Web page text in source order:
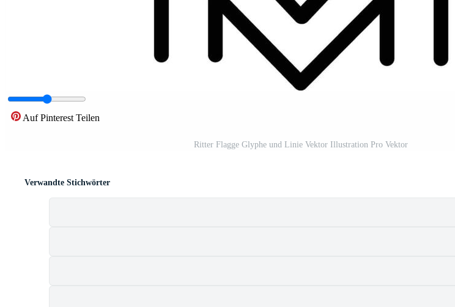
Auf Pinterest Teilen
Ritter Flagge Glyphe und Linie Vektor Illustration Pro Vektor
Verwandte Stichwörter